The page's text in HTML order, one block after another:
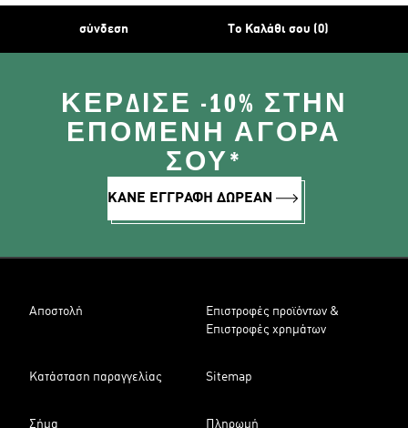
σύνδεση Το Καλάθι σου (0)
ΚΈΡΔΙΣΕ -10% ΣΤΗΝ
ΕΠΌΜΕΝΗ ΑΓΟΡΆ
ΣΟΥ*
ΚΑΝΕ ΕΓΓΡΑΦΗ ΔΩΡΕΑΝ
Αποστολή
Επιστροφές προϊόντων &
Επιστροφές χρημάτων
Κατάσταση παραγγελίας Sitemap
Σήμα Πληρωμή